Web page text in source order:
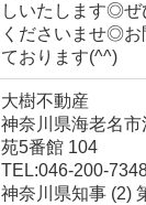
しいたします◎ぜ
くださいませ◎お
ております(^^)
大樹不動産
神奈川県海老名市
苑5番館 104
TEL:046-200-
神奈川県知事 (2)